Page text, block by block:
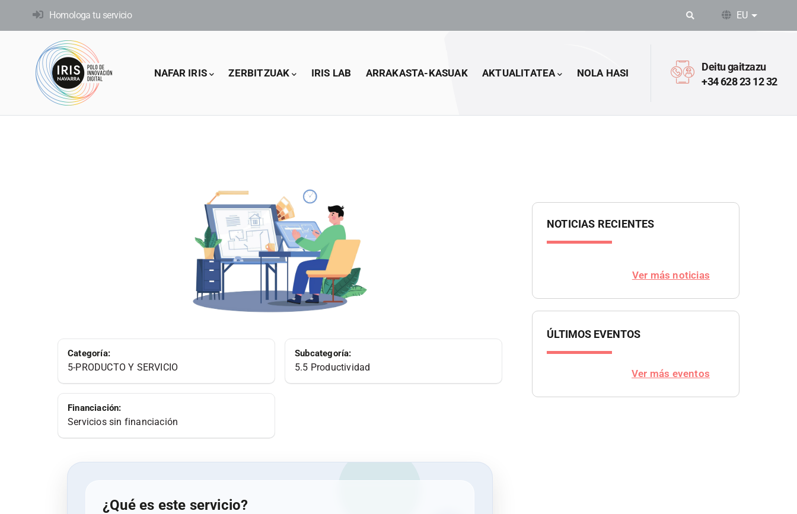
Homologa tu servicio EU Ekintza
Main
NAFAR IRIS ZERBITZUAK IRIS LAB ARRAKASTA-KASUAK AKTUALITATEA NOLA HASI
Deitu gaitzazu
+34 628 23 12 32
Categoría:
5-PRODUCTO Y SERVICIO
Subcategoría:
5.5 Productividad
Financiación:
Servicios sin financiación
¿Qué es este servicio?
NOTICIAS RECIENTES
Ver más noticias
ÚLTIMOS EVENTOS
Ver más eventos